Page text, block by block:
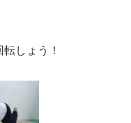
しょう！